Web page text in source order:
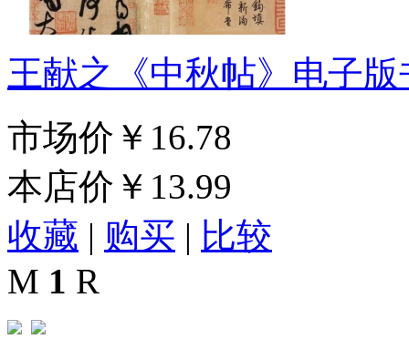
王献之《中秋帖》电子
市场价 ￥16.78
本店价 ￥13.99
收藏 | 购买 | 比较
M 1 R